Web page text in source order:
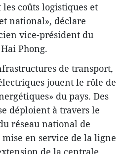
coûts logistiques et
national», déclare
vice-président du
Phong.
de transport,
jouent le rôle de
du pays. Des
déploient à travers le
réseau national de
en service de la ligne
de la centrale